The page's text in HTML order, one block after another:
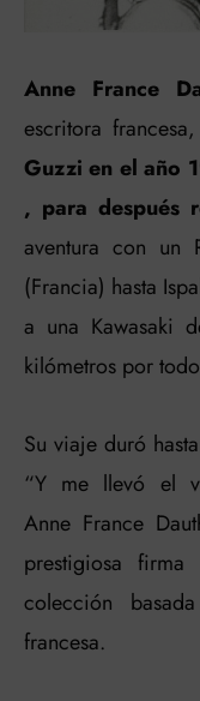
Anne France
escritora
Guzzi en el año
, para después
aventura con un
(Francia) hasta
a una Kawasaki
kilómetros por
Su viaje duró
“Y me llevó el
Anne France
prestigiosa
colección
francesa.